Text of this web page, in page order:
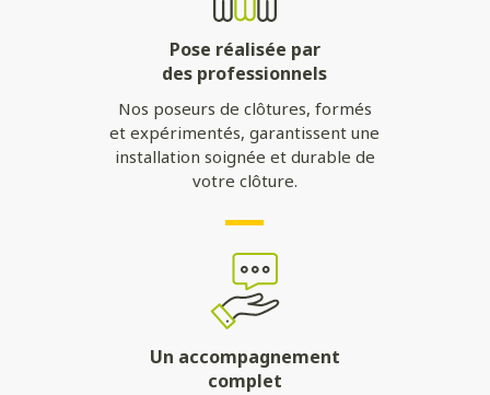
Pose réalisée par
des professionnels
Nos poseurs de clôtures, formés
et expérimentés, garantissent une
installation soignée et durable de
votre clôture.
Un accompagnement
complet